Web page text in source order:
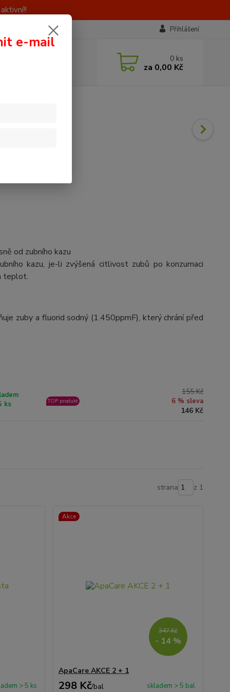
Přihlášení
rady? Zavolejte.
0 ks
za 0,00 Kč
od zubního kazu
kazu, je-li zvýšená citlivost zubů po konzumaci
teplot.
zuby a fluorid sodný (1.450ppmF), který chrání před
ks
TOP produkt
155 Kč
6 % sleva
146 Kč
strana z 1
> 5 ks
Akce
347 Kč
- 14 %
ApaCare AKCE 2 + 1
298 Kč/bal skladem > 5 bal
e-mail